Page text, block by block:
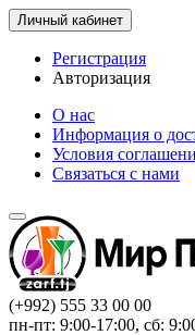
Личный кабинет
Регистрация
Авторизация
О нас
Информация о
Условия
Связаться с нами
(+992) 555 33 00 00
пн-пт: 9:00-17:00, сб: